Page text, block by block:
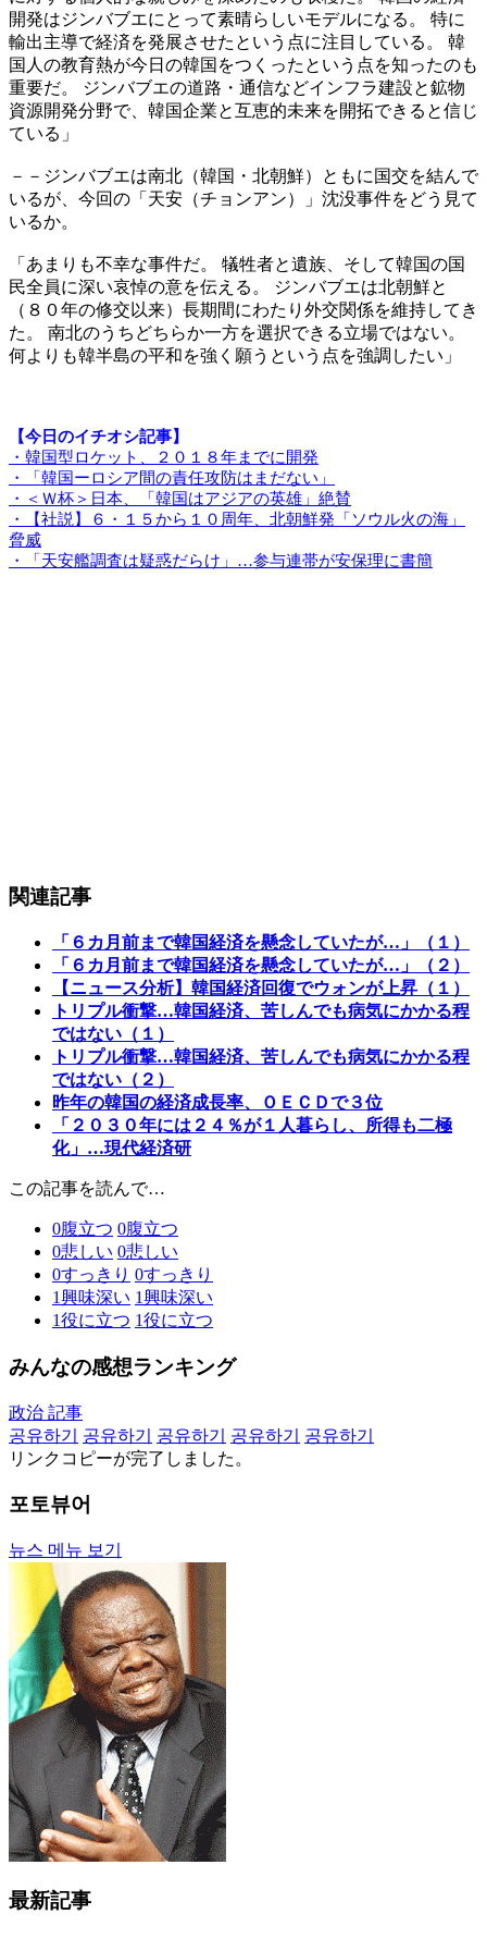
開発はジンバブエにとって素晴らしいモデルになる。 特に
輸出主導で経済を発展させたという点に注目している。 韓
国人の教育熱が今日の韓国をつくったという点を知ったのも
重要だ。 ジンバブエの道路・通信などインフラ建設と鉱物
資源開発分野で、韓国企業と互恵的未来を開拓できると信じ
ている」
－－ジンバブエは南北（韓国・北朝鮮）ともに国交を結んで
いるが、今回の「天安（チョンアン）」沈没事件をどう見て
いるか。
「あまりも不幸な事件だ。 犠牲者と遺族、そして韓国の国
民全員に深い哀悼の意を伝える。 ジンバブエは北朝鮮と
（８０年の修交以来）長期間にわたり外交関係を維持してき
た。 南北のうちどちらか一方を選択できる立場ではない。
何よりも韓半島の平和を強く願うという点を強調したい」
【今日のイチオシ記事】
・韓国型ロケット、２０１８年までに開発
・「韓国ーロシア間の責任攻防はまだない」
・＜Ｗ杯＞日本、「韓国はアジアの英雄」絶賛
・【社説】６・１５から１０周年、北朝鮮発「ソウル火の海」
脅威
・「天安艦調査は疑惑だらけ」…参与連帯が安保理に書簡
関連記事
「６カ月前まで韓国経済を懸念していたが…」（１）
「６カ月前まで韓国経済を懸念していたが…」（２）
【ニュース分析】韓国経済回復でウォンが上昇（１）
トリプル衝撃…韓国経済、苦しんでも病気にかかる程
ではない（１）
トリプル衝撃…韓国経済、苦しんでも病気にかかる程
ではない（２）
昨年の韓国の経済成長率、ＯＥＣＤで３位
「２０３０年には２４％が１人暮らし、所得も二極
化」…現代経済研
この記事を読んで…
0腹立つ 0腹立つ
0悲しい 0悲しい
0すっきり 0すっきり
1興味深い 1興味深い
1役に立つ 1役に立つ
みんなの感想ランキング
政治 記事
공유하기
공유하기 공유하기 공유하기
공유하기
リンクコピーが完了しました。
포토뷰어
뉴스 메뉴 보기
最新記事